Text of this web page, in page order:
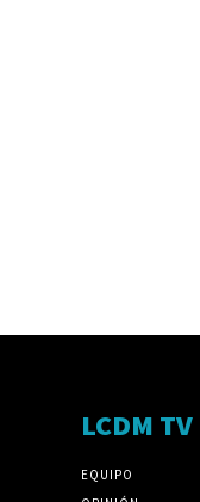
LCDM TV
EQUIPO